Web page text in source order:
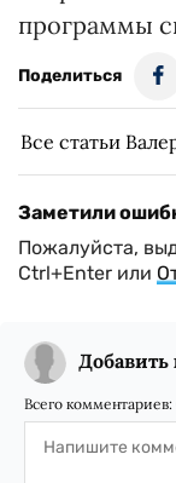
программы
Поделиться
Все статьи
Заметили
Пожалуйста,
Ctrl+Enter или
Всего комментариев: